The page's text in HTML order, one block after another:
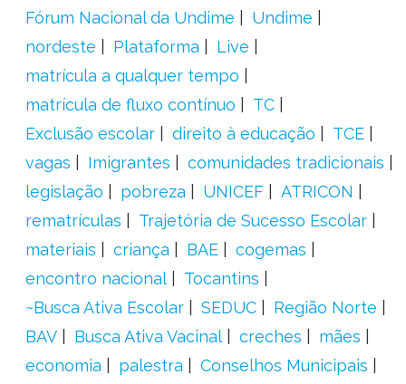
Fórum Nacional da Undime
Undime
nordeste
Plataforma
Live
matrícula a qualquer tempo
matrícula de fluxo contínuo
TC
Exclusão escolar
direito à educação
TCE
vagas
Imigrantes
comunidades tradicionais
legislação
pobreza UNICEF
ATRICON
rematrículas
Trajetória de Sucesso Escolar
materiais
criança BAE
cogemas
encontro nacional
Tocantins
~Busca Ativa Escolar
SEDUC
Região Norte
BAV
Busca Ativa Vacinal creches
mães
economia
palestra
Conselhos Municipais